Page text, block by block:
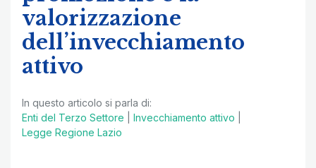
valorizzazione
dell’invecchiamento
attivo
In questo articolo si parla di:
Enti del Terzo Settore
Invecchiamento attivo
Legge Regione Lazio